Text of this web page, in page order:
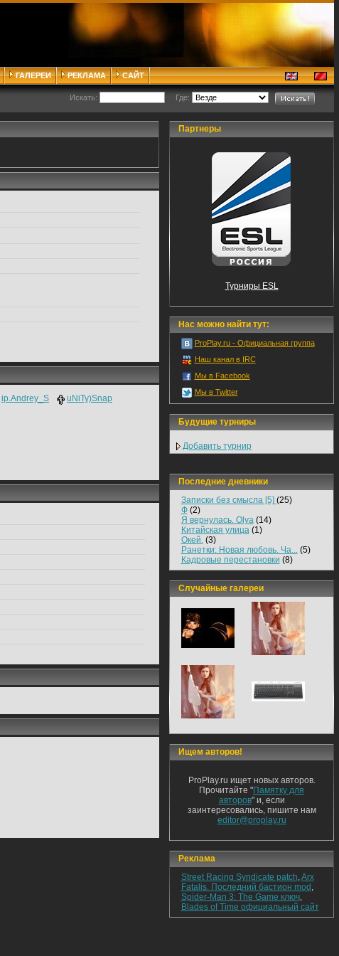
ГАЛЕРЕИ РЕКЛАМА САЙТ
Искать: Где:
ip.Andrey_S uNiTy)Snap
Партнеры
Турниры ESL
Нас можно найти тут:
ProPlay.ru - Официальная группа
Наш канал в IRC
Мы в Facebook
Мы в Twitter
Будущие турниры
Добавить турнир
Последние дневники
Записки без смысла [5] (25)
Ф(2)
Я вернулась. Olya(14)
Китайская улица(1)
Окей.(3)
Ранетки: Новая любовь. Ча...(5)
Кадровые перестановки (8)
Случайные галереи
Ищем авторов!
ProPlay.ru ищет новых авторов.
Прочитайте "Памятку для
авторов" и, если
заинтересовались, пишите нам
editor@proplay.ru
Реклама
Street Racing Syndicate patch,Arx
Fatalis. Последний бастион mod ,
Spider-Man 3: The Game ключ,
Blades of Time официальный сайт